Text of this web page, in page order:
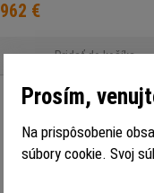
962 €
Pridať do košíka
Prosím,
Na prispôsobenie
súbory cookie. Svoj